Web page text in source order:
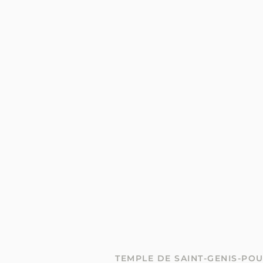
TEMPLE DE SAINT-GENIS-